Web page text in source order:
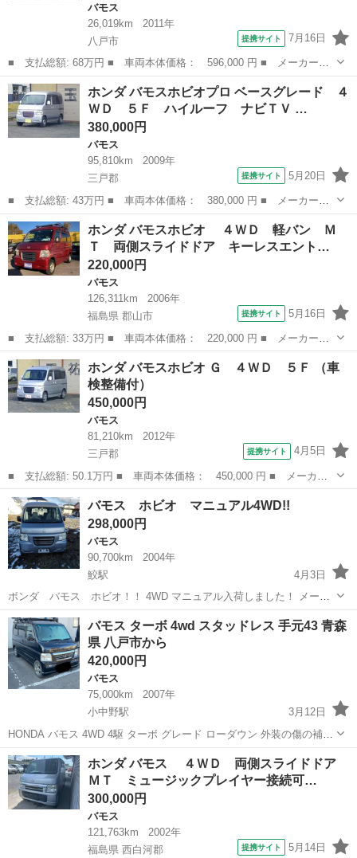
バモス
26,019km
2011年
八戸市
提携サイト 7月16日
■ 支払総額: 68万円 ■ 車両本体価格： 596,000 円 ■ メーカー
名： ホンダ ■ 車種名： バモス ■ グレード名： Ｌ ４ＷＤ
スライドドア ナビ ＴＶ キーレスエントリー ＭＴ ＡＢＳ Ｃ
Ｄ ＤＶＤ再生 ...
青森 八戸市 バモス
ホンダ バモスホビオプロ ベースグレード ４
ＷＤ ５Ｆ ハイルーフ ナビＴＶ …
380,000円
バモス
95,810km
2009年
三戸郡
提携サイト 5月20日
■ 支払総額: 43万円 ■ 車両本体価格： 380,000 円 ■ メーカー
名： ホンダ ■ 車種名： バモスホビオプロ ■ グレード名： ベ
ースグレード ４ＷＤ ５Ｆ ハイルーフ ナビＴＶ ■ 排気量：
660cc ■...
青森 三戸郡 バモス
ホンダ バモスホビオ ４ＷＤ 軽バン Ｍ
Ｔ 両側スライドドア キーレスエント…
220,000円
バモス
126,311km
2006年
福島県 郡山市
提携サイト 5月16日
■ 支払総額: 33万円 ■ 車両本体価格： 220,000 円 ■ メーカー
名： ホンダ ■ 車種名： バモスホビオ ■ グレード名： ４Ｗ
Ｄ 軽バン ＭＴ 両側スライドドア キーレスエントリー エアコ
ン パワーステア...
福島 郡山市 バモス
ホンダ バモスホビオ Ｇ ４ＷＤ ５Ｆ （車
検整備付）
450,000円
バモス
81,210km
2012年
三戸郡
提携サイト 4月5日
■ 支払総額: 50.1万円 ■ 車両本体価格： 450,000 円 ■ メーカー
名： ホンダ ■ 車種名： バモスホビオ ■ グレード名： Ｇ ４
ＷＤ ５Ｆ ■ 排気量： 660cc ■ ドア枚数： 5D ■ ミッション...
青森 三戸郡
バモス ホビオ マニュアル4WD!!
298,000円
バモス
90,700km
2004年
鮫駅
4月3日
ボンダ バモス ホビオ！！ 4WD マニュアル入荷しました！ メーカ
ー名： ホンダ ■ 車種名： バモスホビオ ■ 排気量： 650cc ■
ドア枚数： 5D ■ ミッション： 5F ■ 修復歴有無：不明 ■ 年
式 ...
青森 八戸市 バモス ホビオ
バモス ターボ 4wd スタッドレス 手元43 青森
県 八戸市から
420,000円
バモス
75,000km
2007年
小中野駅
3月12日
HONDA バモス 4WD 4駆 ターボ グレード ローダウン 外装の傷の補修
等はあります。自分はパッと見あまり気になりませんが、見た目重視
の方は御遠慮ください。 4wdですので雪道も安心です。 この前の2026
年3月に車...
青森 八戸市 小中野駅 走行距離
ホンダ バモス ４ＷＤ 両側スライドドア
ＭＴ ミュージックプレイヤー接続可…
300,000円
バモス
121,763km
2002年
福島県 西白河郡
提携サイト 5月14日